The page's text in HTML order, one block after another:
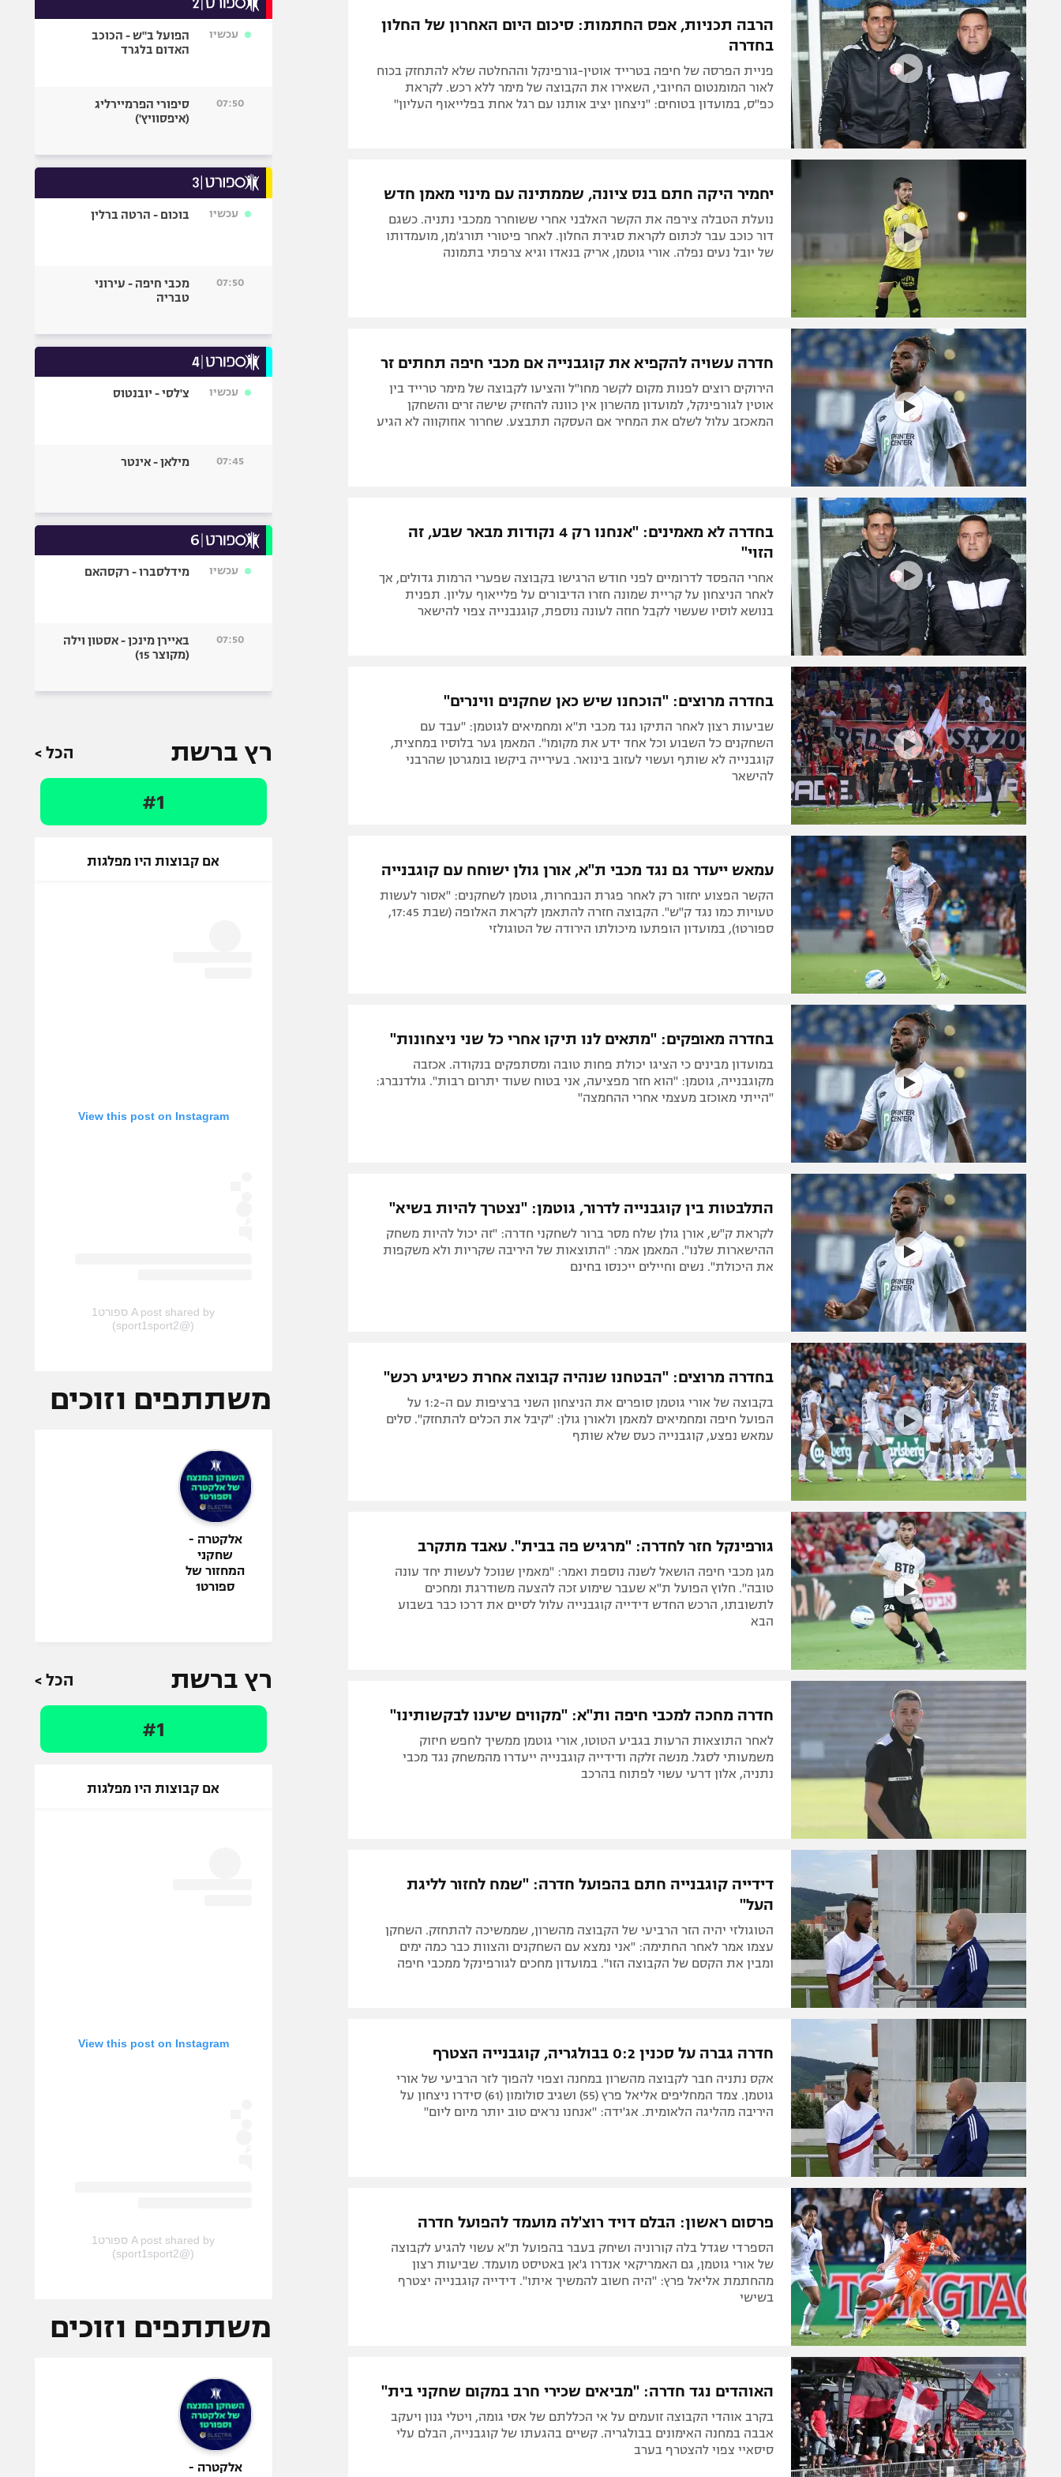
תקנון משתתפים וזוכים בפרסים
תקנון עבור פעילות אלקטרה
תקנון עבור פעילות ספורט 1 – "מרלן"
טניס
גיימינג E-Sports
מדיניות פרטיות
תקנון פעילות ספורט 1
רשיון להקרנה פומבית לבית עסק
הצטרפות לחבילת הערוצים
לוח דרושים – ג'ובנט
תגיות
המגזין
הפועל באר שבע
מכבי נתניה
בני יהודה
ספורט מוטורי
בייסבול MLB
גיימינג E-Sports
הרבה תכניות, אפס החתמות: סיכום היום האחרון של החלון
בחדרה
פניית הפרסה של חיפה בטרייד אוטין-גורפינקל וההחלטה שלא להתחזק בכוח
לאור המומנטום החיובי, השאירו את הקבוצה של מימר ללא רכש. לקראת
כפ"ס, במועדון בטוחים: "ניצחון יציב אותנו עם רגל אחת בפלייאוף העליון"
יחמיר היקה חתם בנס ציונה, שממתינה עם מינוי מאמן חדש
נועלת הטבלה צירפה את הקשר האלבני אחרי ששוחרר ממכבי נתניה. כשגם
דור כוכב עבר לכתום לקראת סגירת החלון. לאחר פיטורי תורג'מן, מועמדותו
של יובל נעים נפלה. אורי גוטמן, אריק בנאדו וגיא צרפתי בתמונה
חדרה עשויה להקפיא את קוגבנייה אם מכבי חיפה תחתים זר
הירוקים רוצים לפנות מקום לקשר מחו"ל והציעו לקבוצה של מימר טרייד בין
אוטין לגורפינקל, למועדון מהשרון אין כוונה להחזיק שישה זרים והשחקן
המאכזב עלול לשלם את המחיר אם העסקה תתבצע. שחרור אוזוקווה לא הגיע
בחדרה לא מאמינים: "אנחנו רק 4 נקודות מבאר שבע, זה
הזוי"
אחרי ההפסד לדרומיים לפני חודש הרגישו בקבוצה שפערי הרמות גדולים, אך
לאחר הניצחון על קריית שמונה חזרו הדיבורים על פלייאוף עליון. תפנית
בנושא לוסיו שעשוי לקבל חוזה לעונה נוספת, קוגנבנייה צפוי להישאר
בחדרה מרוצים: "הוכחנו שיש כאן שחקנים ווינרים"
שביעות רצון לאחר התיקו נגד מכבי ת"א ומחמיאים לגוטמן: "עבד עם
השחקנים כל השבוע וכל אחד ידע את מקומו". המאמן גער בלוסיו במחצית,
קוגבנייה לא שותף ועשוי לעזוב בינואר. בעירייה ביקשו בומגרטן שהרבני
להישאר
עמאש ייעדר גם נגד מכבי ת"א, אורן גולן ישוחח עם קוגבנייה
הקשר הפצוע יחזור רק לאחר פגרת הנבחרות, גוטמן לשחקנים: "אסור לעשות
טעויות כמו נגד ק"ש". הקבוצה חזרה להתאמן לקראת האלופה (שבת 17:45,
ספורט1), במועדון הופתעו מיכולתו הירודה של הטוגולזי
בחדרה מאופקים: "מתאים לנו תיקו אחרי כל שני ניצחונות"
במועדון מבינים כי הציגו יכולת פחות טובה ומסתפקים בנקודה. אכזבה
מקוגבנייה, גוטמן: "הוא חזר מפציעה, אני בטוח שעוד יתרום רבות". גולדנברג:
"הייתי מאוכזב מעצמי אחרי ההחמצה"
התלבטות בין קוגבנייה לדרור, גוטמן: "נצטרך להיות בשיא"
לקראת ק"ש, אורן גולן שלח מסר ברור לשחקני חדרה: "זה יכול להיות משחק
ההישארות שלנו". המאמן אמר: "התוצאות של היריבה שקריות ולא משקפות
את היכולת". נשים וחיילים ייכנסו בחינם
בחדרה מרוצים: "הבטחנו שנהיה קבוצה אחרת כשיגיע רכש"
בקבוצה של אורי גוטמן סופרים את הניצחון השני ברציפות עם ה-1:2 על
הפועל חיפה ומחמיאים למאמן ולאורן גולן: "קיבל את הכלים להתחזק". סלים
עמאש נפצע, קוגבנייה כעס שלא שותף
גורפינקל חזר לחדרה: "מרגיש פה בבית". עאבד מתקרב
מגן מכבי חיפה הושאל לשנה נוספת ואמר: "מאמין שנוכל לעשות יחד עונה
טובה". חלוץ הפועל ת"א שעבר שימוע זכה להצעה משודרגת ומחכים
לתשובתו, הרכש החדש דידייה קוגבנייה עלול לסיים את דרכו כבר בשבוע
הבא
חדרה מחכה למכבי חיפה ות"א: "מקווים שיענו לבקשותינו"
לאחר התוצאות הרעות בגביע הטוטו, אורי גוטמן ממשיך לחפש חיזוק
משמעותי לסגל. מנשה זלקה ודידייה קוגבנייה ייעדרו מהמשחק נגד מכבי
נתניה, אלון דרעי עשוי לפתוח בהרכב
דידייה קוגבנייה חתם בהפועל חדרה: "שמח לחזור לליגת
העל"
הטוגולזי יהיה הזר הרביעי של הקבוצה מהשרון, שממשיכה להתחזק. השחקן
עצמו אמר לאחר החתימה: "אני נמצא עם השחקנים והצוות כבר כמה ימים
ומבין את הקסם של הקבוצה הזו". במועדון מחכים לגורפינקל ממכבי חיפה
חדרה גברה על סכנין 0:2 בבולגריה, קוגבנייה הצטרף
אקס נתניה חבר לקבוצה מהשרון במחנה וצפוי להפוך לזר הרביעי של אורי
גוטמן. צמד המחליפים אליאל פרץ (55) ושגיב סולומון (61) סידרו ניצחון על
היריבה מהליגה הלאומית. אג'ידה: "אנחנו נראים טוב יותר מיום ליום"
פרסום ראשון: הבלם דויד רוצ'לה מועמד להפועל חדרה
הספרדי שגדל בלה קורוניה ושיחק בעבר בהפועל ת"א עשוי להגיע לקבוצה
של אורי גוטמן, גם האמריקאי אנדרו ג'אן באטיסט מועמד. שביעות רצון
מהחתמת אליאל פרץ: "היה חשוב להמשיך איתו". דידייה קוגבנייה יצטרף
בשישי
האוהדים נגד חדרה: "מביאים שכירי חרב במקום שחקני בית"
בקרב אוהדי הקבוצה זועמים על אי הכללתם של אסי גומה, ויטלי גנון ויעקב
אבבה במחנה האימונים בבולגריה. קשיים בהגעתו של קוגבנייה, הבלם עלי
סיסאיי צפוי להצטרף בערב
עכשיו
הפועל ב"ש - הכוכב
האדום בלגרד
07:50
סיפורי הפרמיירליג
(איפסוויץ')
עכשיו בוכום - הרטה ברלין
07:50
מכבי חיפה - עירוני
טבריה
עכשיו צ'לסי - יובנטוס
07:45 מילאן - אינטר
עכשיו מידלסברו - רקסהאם
07:50
באיירן מינכן - אסטון וילה
(מקוצר 15)
רץ ברשת הכל >
#1
אם קבוצות היו מפלגות
View this post on Instagram
A post shared by ספורט1
(@sport1sport2)
משתתפים וזוכים
אלקטרה -
שחקני
המחזור של
ספורט1
רץ ברשת הכל >
#1
אם קבוצות היו מפלגות
View this post on Instagram
A post shared by ספורט1
(@sport1sport2)
משתתפים וזוכים
אלקטרה -